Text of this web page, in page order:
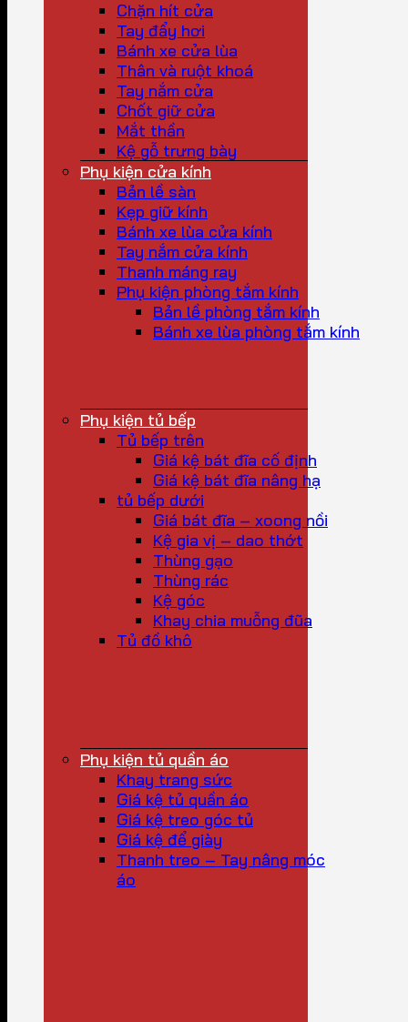
Chặn hít cửa
Tay đẩy hơi
Bánh xe cửa lùa
Thân và ruột khoá
Tay nắm cửa
Chốt giữ cửa
Mắt thần
Kệ gỗ trưng bày
Phụ kiện cửa kính
Bản lề sàn
Kẹp giữ kính
Bánh xe lùa cửa kính
Tay nắm cửa kính
Thanh máng ray
Phụ kiện phòng tắm kính
Bản lề phòng tắm kính
Bánh xe lùa phòng tắm kính
Phụ kiện tủ bếp
Tủ bếp trên
Giá kệ bát đĩa cố định
Giá kệ bát đĩa nâng hạ
tủ bếp dưới
Giá bát đĩa – xoong nồi
Kệ gia vị – dao thớt
Thùng gạo
Thùng rác
Kệ góc
Khay chia muỗng đũa
Tủ đồ khô
Phụ kiện tủ quần áo
Khay trang sức
Giá kệ tủ quần áo
Giá kệ treo góc tủ
Giá kệ để giày
Thanh treo – Tay nâng móc
áo